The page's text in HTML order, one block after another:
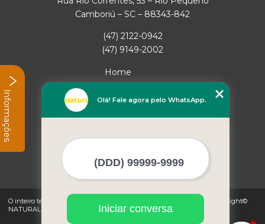
Camboriú – SC – 88343-842
(47) 2122-0942
(47) 9149-2002
Home
Empresa
Missão
Mapa do site
O inteiro teor deste site está sujeito à proteção de direitos autorais. Copyright©
NATURAL GAS (Lei 9610 de 19/02/1998)
Olá! Fale agora pelo WhatsApp.
Iniciar conversa
Informações